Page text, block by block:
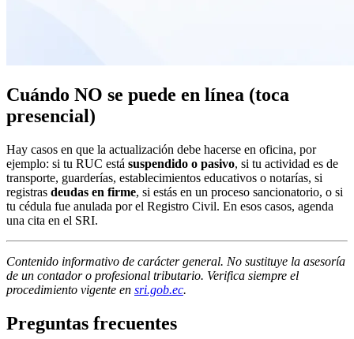
Cuándo NO se puede en línea (toca
presencial)
Hay casos en que la actualización debe hacerse en oficina, por
ejemplo: si tu RUC está suspendido o pasivo, si tu actividad es de
transporte, guarderías, establecimientos educativos o notarías, si
registras deudas en firme, si estás en un proceso sancionatorio, o si
tu cédula fue anulada por el Registro Civil. En esos casos, agenda
una cita en el SRI.
Contenido informativo de carácter general. No sustituye la asesoría
de un contador o profesional tributario. Verifica siempre el
procedimiento vigente en sri.gob.ec.
Preguntas frecuentes